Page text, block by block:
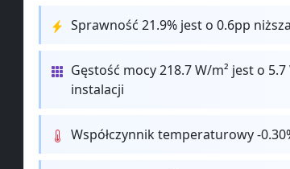
Sprawność 21.9% jest o 0.6pp
Gęstość mocy 218.7 W/m² jest o
instalacji
Współczynnik temperaturowy -